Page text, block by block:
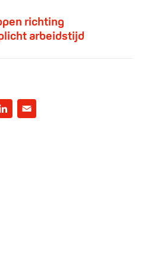
richting
arbeidstijd
LinkedIn